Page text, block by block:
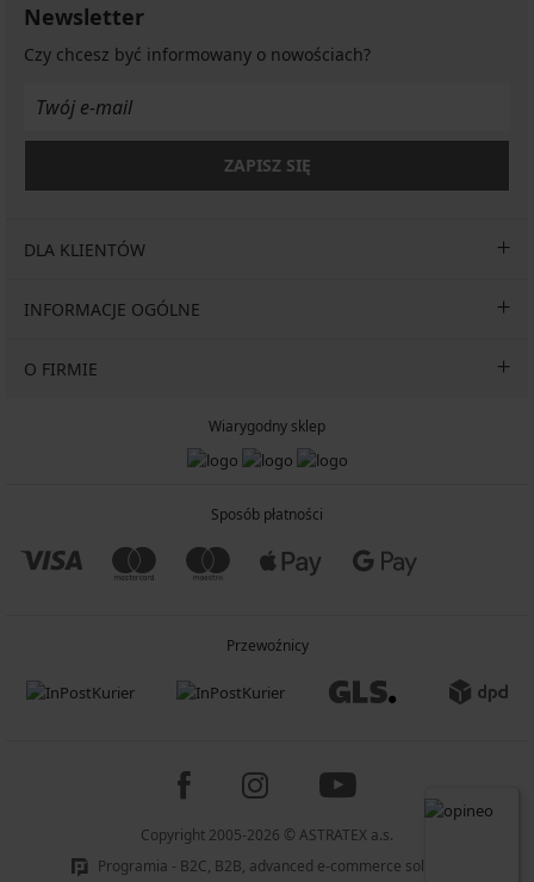
Newsletter
Czy chcesz być informowany o nowościach?
ZAPISZ SIĘ
DLA KLIENTÓW
INFORMACJE OGÓLNE
O FIRMIE
Wiarygodny sklep
Sposób płatności
Przewoźnicy
Copyright 2005-2026 © ASTRATEX a.s.
Programia - B2C, B2B, advanced e-commerce solutions